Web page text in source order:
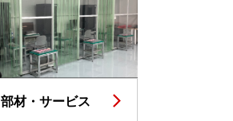
部材・サービス